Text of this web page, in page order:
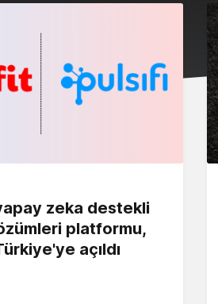
zeka destekli
platformu,
açıldı